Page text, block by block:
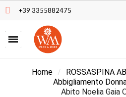
+39 3355882475
Home
ROSSASPINA
Abbigliamento
Abito Noelia Gaia